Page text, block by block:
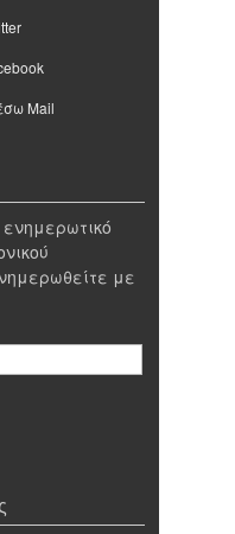
Mail
με